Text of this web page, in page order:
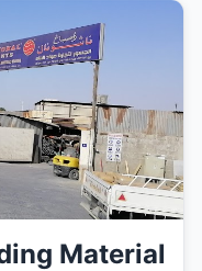
Material